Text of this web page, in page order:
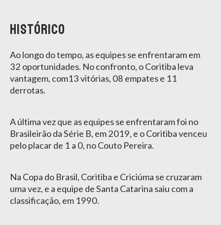
Histórico
Ao longo do tempo, as equipes se enfrentaram em
32 oportunidades. No confronto, o Coritiba leva
vantagem, com13 vitórias, 08 empates e 11
derrotas.
A última vez que as equipes se enfrentaram foi no
Brasileirão da Série B, em 2019, e o Coritiba venceu
pelo placar de 1 a 0, no Couto Pereira.
Na Copa do Brasil, Coritiba e Criciúma se cruzaram
uma vez, e a equipe de Santa Catarina saiu com a
classificação, em 1990.